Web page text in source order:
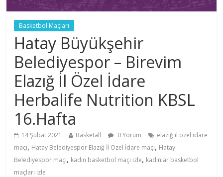
Basketbol Maçları
Hatay Büyükşehir
Belediyespor – Birevim
Elazığ İl Özel İdare
Herbalife Nutrition KBSL
16.Hafta
14 Şubat 2021 Basketall 0 Yorum
elazığ il özel idare
maçı, Hatay Belediyespor Elazığ İl Özel İdare maçı, Hatay
Belediyespor maçı, kadın basketbol maçı izle, kadınlar basketbol
maçları izle